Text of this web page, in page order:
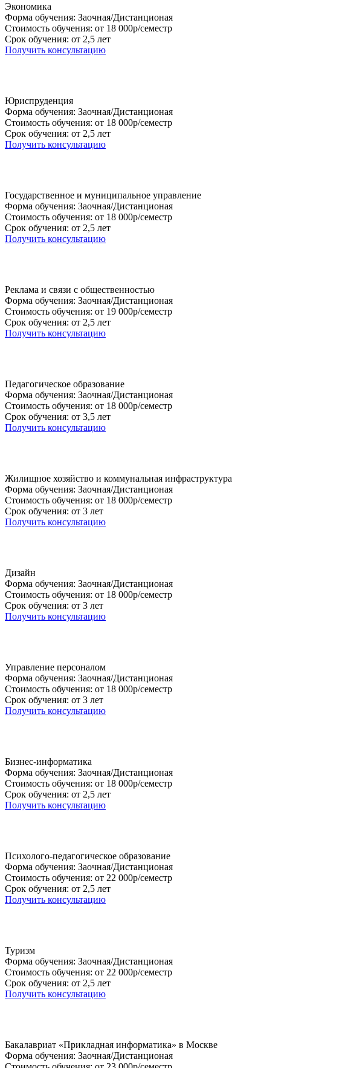
Экономика
Форма обучения: Заочная/Дистанционая
Стоимость обучения: от 18 000р/семестр
Срок обучения: от 2,5 лет
Получить консультацию
Юриспруденция
Форма обучения: Заочная/Дистанционая
Стоимость обучения: от 18 000р/семестр
Срок обучения: от 2,5 лет
Получить консультацию
Государственное и муниципальное управление
Форма обучения: Заочная/Дистанционая
Стоимость обучения: от 18 000р/семестр
Срок обучения: от 2,5 лет
Получить консультацию
Реклама и связи с общественностью
Форма обучения: Заочная/Дистанционая
Стоимость обучения: от 19 000р/семестр
Срок обучения: от 2,5 лет
Получить консультацию
Педагогическое образование
Форма обучения: Заочная/Дистанционая
Стоимость обучения: от 18 000р/семестр
Срок обучения: от 3,5 лет
Получить консультацию
Жилищное хозяйство и коммунальная инфраструктура
Форма обучения: Заочная/Дистанционая
Стоимость обучения: от 18 000р/семестр
Срок обучения: от 3 лет
Получить консультацию
Дизайн
Форма обучения: Заочная/Дистанционая
Стоимость обучения: от 18 000р/семестр
Срок обучения: от 3 лет
Получить консультацию
Управление персоналом
Форма обучения: Заочная/Дистанционая
Стоимость обучения: от 18 000р/семестр
Срок обучения: от 3 лет
Получить консультацию
Бизнес-информатика
Форма обучения: Заочная/Дистанционая
Стоимость обучения: от 18 000р/семестр
Срок обучения: от 2,5 лет
Получить консультацию
Психолого-педагогическое образование
Форма обучения: Заочная/Дистанционая
Стоимость обучения: от 22 000р/семестр
Срок обучения: от 2,5 лет
Получить консультацию
Туризм
Форма обучения: Заочная/Дистанционая
Стоимость обучения: от 22 000р/семестр
Срок обучения: от 2,5 лет
Получить консультацию
Бакалавриат «Прикладная информатика» в Москве
Форма обучения: Заочная/Дистанционая